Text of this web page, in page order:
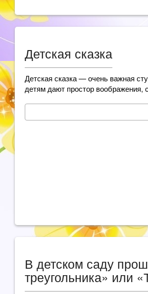
Детская сказка
Детская сказка — очень важная
детям дают простор воображения,
В детском саду
треугольника» или